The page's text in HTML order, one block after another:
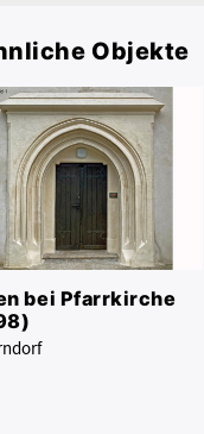
Objekte
bei Pfarrkirche